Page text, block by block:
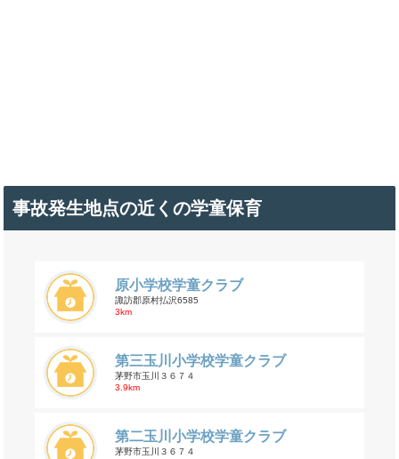
事故発生地点の近くの学童保育
原小学校学童クラブ
諏訪郡原村払沢6585
3km
第三玉川小学校学童クラブ
茅野市玉川３６７４
3.9km
第二玉川小学校学童クラブ
茅野市玉川３６７４